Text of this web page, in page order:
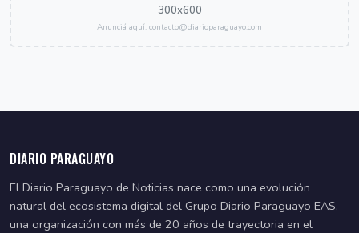
300x600
Anunciá aquí: contacto@diarioparaguayo.com
DIARIO PARAGUAYO
El Diario Paraguayo de Noticias nace como una evolución
natural del ecosistema digital del Grupo Diario Paraguayo EAS,
una organización con más de 20 años de trayectoria en el